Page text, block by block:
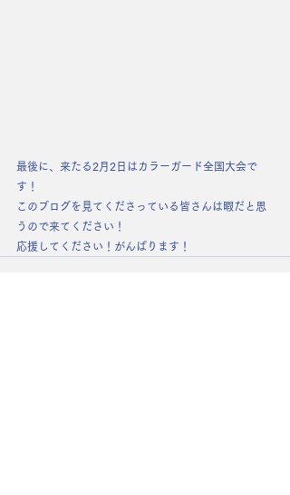
最後に、来たる2月2日はカラーガード全国大会で
す！
このブログを見てくださっている皆さんは暇だと思
うので来てください！
応援してください！がんばります！